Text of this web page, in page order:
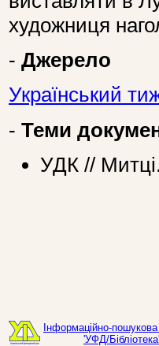
художниця
- Джерело
Український
- Теми
УДК //
Інформаційно-
'УФД/Бібліотека'